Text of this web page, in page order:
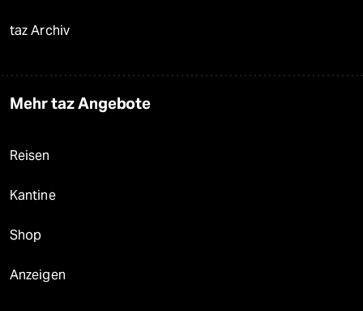
taz Archiv
Mehr taz Angebote
Reisen
Kantine
Shop
Anzeigen